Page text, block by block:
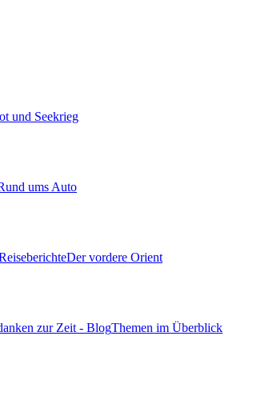
und Seekrieg
ums Auto
Der vordere Orient
zur Zeit - BlogThemen im Überblick